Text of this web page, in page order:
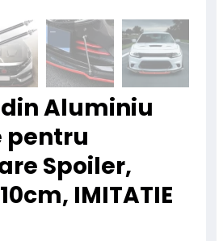
din Aluminiu
pentru
Spoiler,
IMITATIE